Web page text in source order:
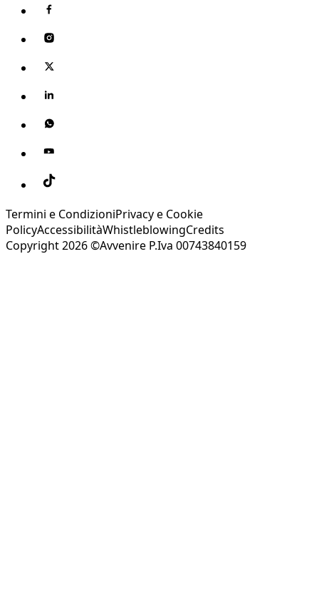
Termini e CondizioniPrivacy e Cookie
PolicyAccessibilitàWhistleblowingCredits
Copyright 2026 ©Avvenire P.Iva 00743840159